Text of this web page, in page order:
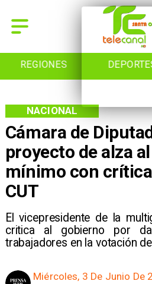
REGIONES
Cámara de
proyecto de alza
mínimo con
CUT
El vicepresidente de la
critica al gobierno por
trabajadores en la votación
NACIONAL
Miércoles, 3 De Junio De